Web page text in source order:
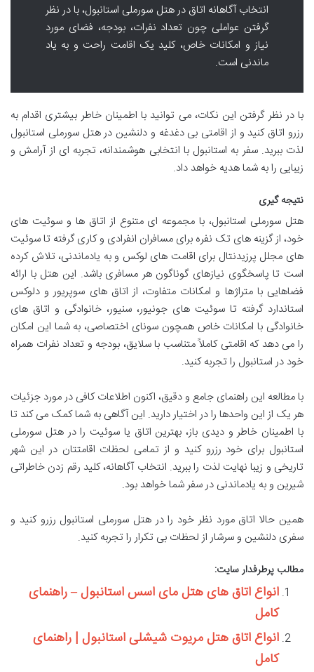
انتخاب آگاهانه اتاق در هتل سورملی استانبول، با در نظر
گرفتن عواملی چون تعداد نفرات، بودجه، فضای مورد
نیاز و امکانات خاص، کلید یک اقامت راحت و به یاد
ماندنی است.
با در نظر گرفتن این نکات، می توانید با اطمینان خاطر بیشتری اقدام به
رزرو اتاق کنید و از اقامتی بی دغدغه و دلنشین در هتل سورملی استانبول
لذت ببرید. سفر به استانبول با انتخابی هوشمندانه، تجربه ای از آرامش و
زیبایی را به شما هدیه خواهد داد.
نتیجه گیری
هتل سورملی استانبول، با مجموعه ای متنوع از اتاق ها و سوئیت های
خود، از گزینه های تک نفره برای مسافران انفرادی و کاری گرفته تا سوئیت
های مجلل پرزیدنتال برای اقامت های لوکس و به یادماندنی، تلاش کرده
است تا پاسخگوی نیازهای گوناگون هر مسافری باشد. این هتل با ارائه
فضاهایی با متراژها و امکانات متفاوت، از اتاق های سوپریور و دلوکس
استاندارد گرفته تا سوئیت های جونیور، سنیور، خانوادگی و اتاق های
خانوادگی با امکانات خاص همچون سونای اختصاصی، به شما این امکان
را می دهد که اقامتی کاملاً متناسب با سلایق، بودجه و تعداد نفرات همراه
خود در استانبول را تجربه کنید.
با مطالعه این راهنمای جامع و دقیق، اکنون اطلاعات کافی در مورد جزئیات
هر یک از این واحدها را در اختیار دارید. این آگاهی به شما کمک می کند تا
با اطمینان خاطر و دیدی باز، بهترین اتاق یا سوئیت را در هتل سورملی
استانبول برای خود رزرو کنید و از تمامی لحظات اقامتتان در این شهر
تاریخی و زیبا نهایت لذت را ببرید. انتخاب آگاهانه، کلید رقم زدن خاطراتی
شیرین و به یادماندنی در سفر شما خواهد بود.
همین حالا اتاق مورد نظر خود را در هتل سورملی استانبول رزرو کنید و
سفری دلنشین و سرشار از لحظات بی تکرار را تجربه کنید.
مطالب پرطرفدار سایت:
انواع اتاق های هتل مای اسس استانبول – راهنمای
کامل
انواع اتاق هتل مریوت شیشلی استانبول | راهنمای
کامل